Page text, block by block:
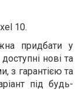
10.
придбати у
нові та
з гарантією та
під будь-